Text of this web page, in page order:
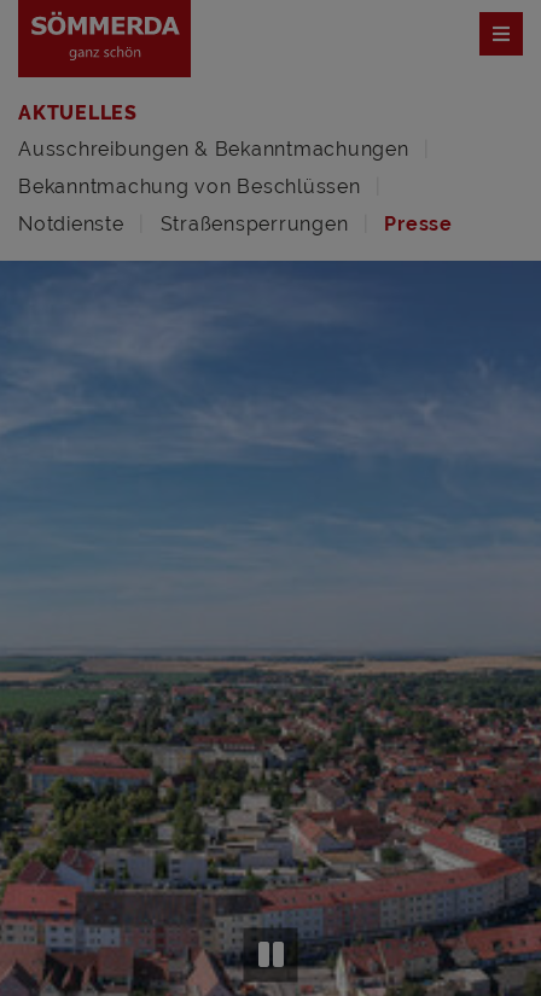
AKTUELLES
Ausschreibungen & Bekanntmachungen
Bekanntmachung von Beschlüssen
Notdienste
Straßensperrungen Presse